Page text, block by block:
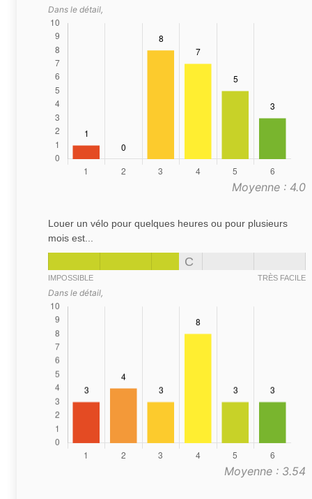
Dans le détail,
Moyenne : 4.0
Louer un vélo pour quelques heures ou pour plusieurs
mois est...
C
IMPOSSIBLE TRÈS FACILE
Dans le détail,
Moyenne : 3.54